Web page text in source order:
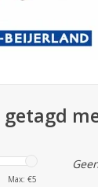
Max: €5